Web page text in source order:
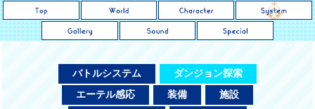
バトルシステム
ダンジョン探索
エーテル感応
装備
施設